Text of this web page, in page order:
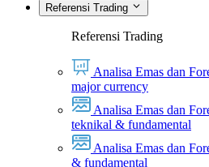
Referensi Trading
Referensi Trading
Analisa Emas dan
major currency
Analisa Emas dan
teknikal & fundamental
Analisa Emas dan
& fundamental